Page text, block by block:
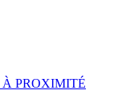
PROXIMITÉ